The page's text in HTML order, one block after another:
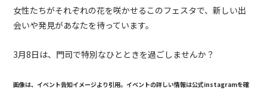
女性たちがそれぞれの花を咲かせるこのフェスタで、新しい出
会いや発見があなたを待っています。
3月8日は、門司で特別なひとときを過ごしませんか？
画像は、イベント告知イメージより引用。イベントの詳しい情報は公式instagramを確